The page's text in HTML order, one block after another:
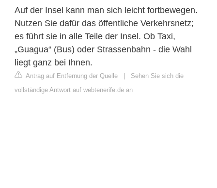
Auf der Insel kann man sich leicht fortbewegen.
Nutzen Sie dafür das öffentliche Verkehrsnetz;
es führt sie in alle Teile der Insel. Ob Taxi,
„Guagua“ (Bus) oder Strassenbahn - die Wahl
liegt ganz bei Ihnen.
Antrag auf Entfernung der Quelle | Sehen Sie sich die
vollständige Antwort auf webtenerife.de an